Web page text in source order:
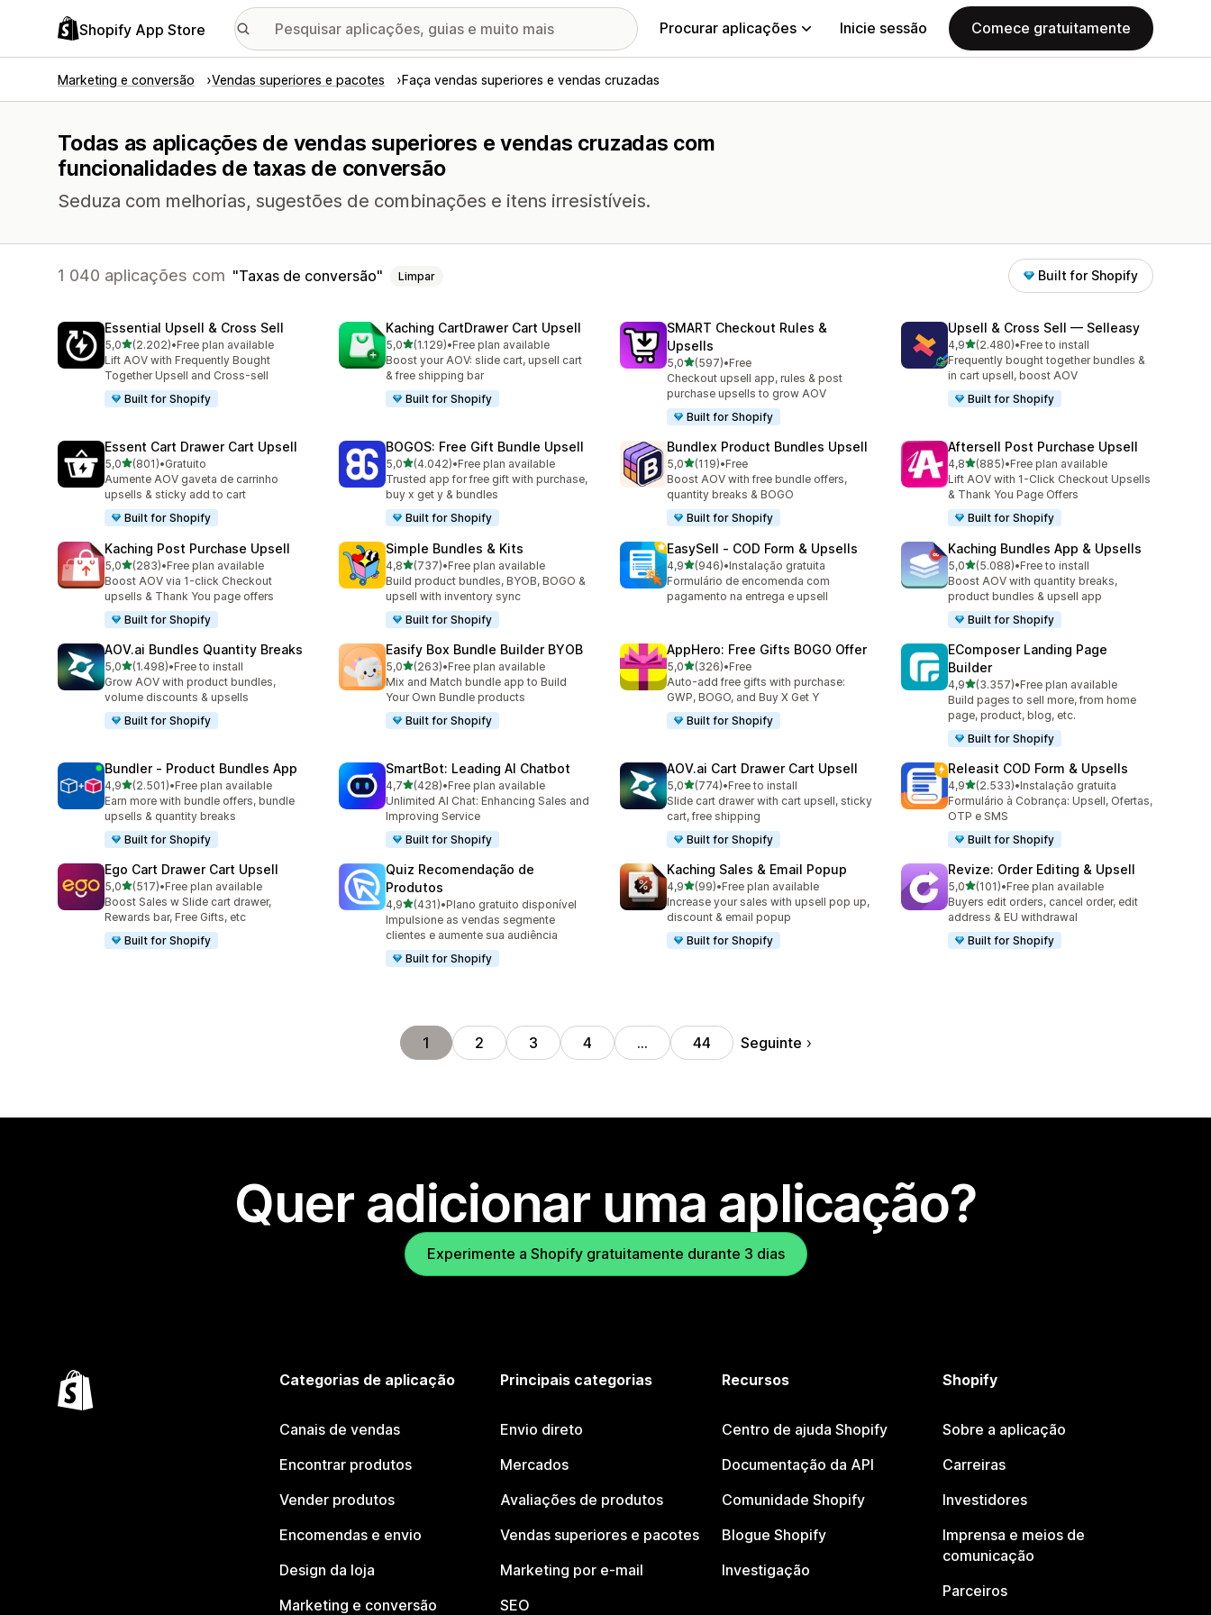
Shopify App Store Procurar aplicações Inicie sessão Comece gratuitamente
Marketing e conversão Vendas superiores e pacotes Faça vendas superiores e vendas cruzadas
Todas as aplicações de vendas superiores e vendas cruzadas com
funcionalidades de taxas de conversão
Seduza com melhorias, sugestões de combinações e itens irresistíveis.
1 040 aplicações com Taxas de conversão Limpar Built for Shopify
Essential Upsell & Cross Sell
5,0de 5 estrelas
(2.202)
2202 total de avaliações
•Free plan available
Lift AOV with Frequently Bought
Together Upsell and Cross-sell
Built for Shopify
Kaching CartDrawer Cart Upsell
5,0de 5 estrelas
(1.129)
1129 total de avaliações
•Free plan available
Boost your AOV: slide cart, upsell cart
& free shipping bar
Built for Shopify
SMART Checkout Rules &
Upsells
5,0de 5 estrelas
(597)
597 total de avaliações
•Free
Checkout upsell app, rules & post
purchase upsells to grow AOV
Built for Shopify
Upsell & Cross Sell — Selleasy
4,9de 5 estrelas
(2.480)
2480 total de avaliações
•Free to install
Frequently bought together bundles &
in cart upsell, boost AOV
Built for Shopify
Essent Cart Drawer Cart Upsell
5,0de 5 estrelas
(801)
801 total de avaliações
•Gratuito
Aumente AOV gaveta de carrinho
upsells & sticky add to cart
Built for Shopify
BOGOS: Free Gift Bundle Upsell
5,0de 5 estrelas
(4.042)
4042 total de avaliações
•Free plan available
Trusted app for free gift with purchase,
buy x get y & bundles
Built for Shopify
Bundlex Product Bundles Upsell
5,0de 5 estrelas
(119)
119 total de avaliações
•Free
Boost AOV with free bundle offers,
quantity breaks & BOGO
Built for Shopify
Aftersell Post Purchase Upsell
4,8de 5 estrelas
(885)
885 total de avaliações
•Free plan available
Lift AOV with 1-Click Checkout Upsells
& Thank You Page Offers
Built for Shopify
Kaching Post Purchase Upsell
5,0de 5 estrelas
(283)
283 total de avaliações
•Free plan available
Boost AOV via 1-click Checkout
upsells & Thank You page offers
Built for Shopify
Simple Bundles & Kits
4,8de 5 estrelas
(737)
737 total de avaliações
•Free plan available
Build product bundles, BYOB, BOGO &
upsell with inventory sync
Built for Shopify
EasySell ‑ COD Form & Upsells
4,9de 5 estrelas
(946)
946 total de avaliações
•Instalação gratuita
Formulário de encomenda com
pagamento na entrega e upsell
Kaching Bundles App & Upsells
5,0de 5 estrelas
(5.088)
5088 total de avaliações
•Free to install
Boost AOV with quantity breaks,
product bundles & upsell app
Built for Shopify
AOV.ai Bundles Quantity Breaks
5,0de 5 estrelas
(1.498)
1498 total de avaliações
•Free to install
Grow AOV with product bundles,
volume discounts & upsells
Built for Shopify
Easify Box Bundle Builder BYOB
5,0de 5 estrelas
(263)
263 total de avaliações
•Free plan available
Mix and Match bundle app to Build
Your Own Bundle products
Built for Shopify
AppHero: Free Gifts BOGO Offer
5,0de 5 estrelas
(326)
326 total de avaliações
•Free
Auto-add free gifts with purchase:
GWP, BOGO, and Buy X Get Y
Built for Shopify
EComposer Landing Page
Builder
4,9de 5 estrelas
(3.357)
3357 total de avaliações
•Free plan available
Build pages to sell more, from home
page, product, blog, etc.
Built for Shopify
Bundler ‑ Product Bundles App
4,9de 5 estrelas
(2.501)
2501 total de avaliações
•Free plan available
Earn more with bundle offers, bundle
upsells & quantity breaks
Built for Shopify
SmartBot: Leading AI Chatbot
4,7de 5 estrelas
(428)
428 total de avaliações
•Free plan available
Unlimited AI Chat: Enhancing Sales and
Improving Service
Built for Shopify
AOV.ai Cart Drawer Cart Upsell
5,0de 5 estrelas
(774)
774 total de avaliações
•Free to install
Slide cart drawer with cart upsell, sticky
cart, free shipping
Built for Shopify
Releasit COD Form & Upsells
4,9de 5 estrelas
(2.533)
2533 total de avaliações
•Instalação gratuita
Formulário à Cobrança: Upsell, Ofertas,
OTP e SMS
Built for Shopify
Ego Cart Drawer Cart Upsell
5,0de 5 estrelas
(517)
517 total de avaliações
•Free plan available
Boost Sales w Slide cart drawer,
Rewards bar, Free Gifts, etc
Built for Shopify
Quiz Recomendação de
Produtos
4,9de 5 estrelas
(431)
431 total de avaliações
•Plano gratuito disponível
Impulsione as vendas segmente
clientes e aumente sua audiência
Built for Shopify
Kaching Sales & Email Popup
4,9de 5 estrelas
(99)
99 total de avaliações
•Free plan available
Increase your sales with upsell pop up,
discount & email popup
Built for Shopify
Revize: Order Editing & Upsell
5,0de 5 estrelas
(101)
101 total de avaliações
•Free plan available
Buyers edit orders, cancel order, edit
address & EU withdrawal
Built for Shopify
1 2 3 4 … 44 Seguinte
Quer adicionar uma aplicação?
Experimente a Shopify gratuitamente durante 3 dias
Categorias de aplicação
Canais de vendas
Encontrar produtos
Vender produtos
Encomendas e envio
Design da loja
Marketing e conversão
Principais categorias
Envio direto
Mercados
Avaliações de produtos
Vendas superiores e pacotes
Marketing por e-mail
SEO
Recursos
Centro de ajuda Shopify
Documentação da API
Comunidade Shopify
Blogue Shopify
Investigação
Shopify
Sobre a aplicação
Carreiras
Investidores
Imprensa e meios de
comunicação
Parceiros